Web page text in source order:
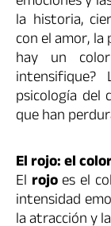
la historia,
con el amor,
hay un
psicología del
que han
El rojo: el
El rojoes el
intensidad
la atracción y